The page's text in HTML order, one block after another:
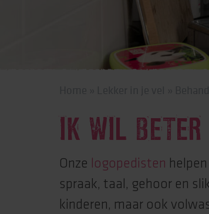
IK WIL BETER
Onze logopedisten
spraak, taal, gehoor en
kinderen, maar ook